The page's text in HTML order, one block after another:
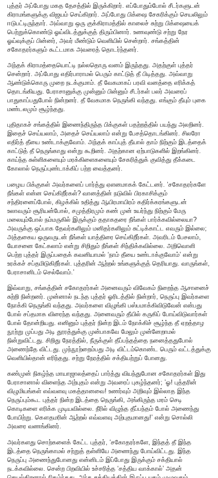
புத்தர் அப்போது மகத தேசத்தில் இருக்கிறார். எப்போதும்போல் சீடர்களுடன்
கிராமங்களுக்கு விஜயம் செய்கிறார். அப்போது பிக்ஷை சேகரிக்கும் செயலிலும்
ஈடுபட்டிருந்தார். அவ்வாறு ஒரு குக்கிராமத்தில் காலைச் சுற்று பிக்ஷையைக்
பெற்றுக்கொண்டு ஓய்விடத்துக்குத் திரும்பினார். உணவுண்டு சற்று நேர
ஓய்வுக்குப் பின்னர், அவர் மீண்டும் வெளியில் சென்றார். சங்கத்தின்
சகோதரர்களும் கூட்டமாக அவரைத் தொடர்ந்தனர்.
அந்தக் கிராமத்தையொட்டி நல்லதொரு வனம் இருந்தது. அதற்குள் புத்தர்
சென்றார். அப்போது எதிர்பாராமல் பெரும் காட்டுத் தீ பிடித்தது. அவ்வாறு
ஆண்டுக்கொரு முறை நடக்குமாம். தீ வேகமாகப் பரவி வனத்தை எரிக்கத்
தொடங்கியது. பேராசானுக்கு முன்னும் பின்னும் சீடர்கள் பலர் அவரைப்
பாதுகாப்பதுபோல் நின்றனர். தீ வேகமாக நெருங்கி வந்தது. எங்கும் தீயும் புகை
மண்டலமும் சூழ்ந்தது.
புதிதாகச் சங்கத்தில் இணைந்திருந்த பிக்குகள் பதற்றத்தில் பயந்து அலறினர்.
இதைச் செய்யலாம், அதைச் செய்யலாம் என்று பேசத்தொடங்கினர். சிலரோ
எதிர்த் தீயை உண்டாக்குவோம். அந்தக் காப்புத் தீயால் தாம் நிற்கும் இடத்தைக்
காட்டுத் தீ நெருங்காது என்று கூறினர். அதற்கான ஏற்பாடுகளில் இறங்கினர்.
காய்ந்த சுள்ளிகளையும் மரக்கிளைகளையும் சேகரித்துக் குவித்து தீக்கடை
கோலால் நெருப்புண்டாக்கிப் பற்ற வைத்தனர்.
பழைய பிக்குகள் அவர்களைப் பார்த்து ஏளனமாகக் கேட்டனர். ‘சகோதரர்களே
நீங்கள் என்ன செய்கிறீர்கள்? வானத்தின் நடுவில் பிரகாசிக்கும்
சந்திரனைப்போல், கிழக்கில் உதித்து ஆயிரமாயிரம் கதிர்க்கரங்களுடன்
உலாவரும் சூரியன்போல், சமுத்திரமும் கண் முன் உயர்ந்து நிற்கும் மேரு
மலையும்போல் நம்மருகில் இருக்கும் ததாகதரை நீங்கள் பார்க்கவில்லையா?
அவருக்கு ஒப்பாக தேவர்களிலும் மனிதர்களிலும் சுட்டிக்காட்ட எவரும் இல்லை;
அத்தகைய ஒருவருடன் நீங்கள் யாத்திரை செய்கிறீர்கள். அவரிடம் பேசலாம்,
யோசனை கேட்கலாம் என்று சிறிதும் நீங்கள் சிந்திக்கவில்லை. அறிவொளி
பெற்ற புத்தர் இருப்பதைக் கவனியாமல் ‘நாம் தீயை உண்டாக்குவோம்’ என்று
உரக்கச் சப்தமிடுகிறீர்கள். புத்தரின் ஆற்றல் உங்களுக்குத் தெரியாது. வாருங்கள்,
பேராசானிடம் செல்வோம்.’
இவ்வாறு, சங்கத்தின் சகோதரர்கள் அனைவரும் விவேகம் நிறைந்த ஆசானைச்
சுற்றி நின்றனர். முன்னால் நடந்த புத்தர் ஓரிடத்தில் நின்றார், நெருப்பு இவர்களை
நோக்கி நெருங்கி வந்தது. அவர்களை விழுங்கி பஸ்பமாக்கிவிடுவேன் என்பது
போல் சப்தமாக விரைந்த வந்தது. அனைவரும் தீயில் கருகிப் போய்விடுவார்கள்
போல் தோன்றியது. எனினும் புத்தர் நின்ற இடம் நோக்கிச் சூழ்ந்த தீ ஏறத்தாழ
நூற்று முப்பது அடி தூரத்துக்கு முன்பாகவே மேலும் முன்னேறாமல்
நின்றுவிட்டது. சிறிது நேரத்தில், நீருக்குள் தீப்பந்தத்தை நனைத்ததுபோல்
அணைந்தே விட்டது. முந்நூற்றைம்பது அடி விட்டம்கொண்ட பெரும் வட்டத்துக்கு
வெளியில்தான் எரிந்தது. சற்று நேரத்தில் சக்தியற்றுப் போனது.
கண்முன் நிகழ்ந்த மாயாஜாலத்தைப் பார்த்து வியந்துபோன சகோதரர்கள் இது
பேராசானால் விளைந்த அற்புதம் என்று அவரைப் புகழ்ந்தனர்; ’ஓ! புத்தரின்
விழுமியங்கள் எவ்வளவு மகத்தானவை! உணர்வும் அறிவும் இல்லாத இந்த
நெருப்பும்கூட புத்தர் நின்ற இடத்தை நெருங்கி, அங்கிருந்த மரம் செடி
கொடிகளை எரிக்க முடியவில்லை. நீரில் விழுந்த தீப்பந்தம் போல் அணைந்து
போயிற்று. கௌதமரின் ஆற்றல் எவ்வளவு அற்புதமானது!’ என்று சொல்லி
அவரை வணங்கினர்.
அவர்களது சொற்களைக் கேட்ட புத்தர், ‘சகோதரர்களே, இந்தத் தீ இந்த
இடத்தை நெருங்காமல் சற்றுத் தள்ளியே அணைந்து போய்விட்டது. இந்த
நெருப்பு அணைந்துபோனது என்னிடம் இப்போது இருக்கும் சக்தியால்
நடக்கவில்லை. சென்ற பிறவியில் உச்சரித்த ‘சத்திய வாக்கால்’ அதன்